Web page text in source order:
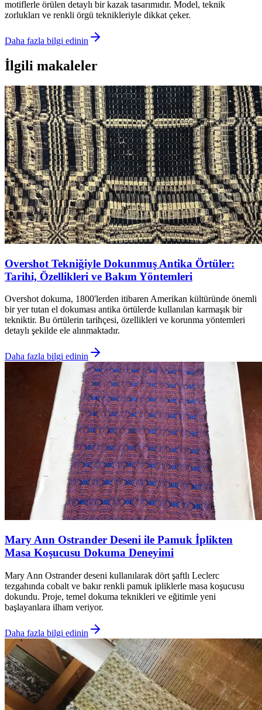
motiflerle örülen detaylı bir kazak tasarımıdır. Model, teknik
zorlukları ve renkli örgü teknikleriyle dikkat çeker.
Daha fazla bilgi edinin
İlgili makaleler
Overshot Tekniğiyle Dokunmuş Antika Örtüler:
Tarihi, Özellikleri ve Bakım Yöntemleri
Overshot dokuma, 1800'lerden itibaren Amerikan kültüründe önemli
bir yer tutan el dokuması antika örtülerde kullanılan karmaşık bir
tekniktir. Bu örtülerin tarihçesi, özellikleri ve korunma yöntemleri
detaylı şekilde ele alınmaktadır.
Daha fazla bilgi edinin
Mary Ann Ostrander Deseni ile Pamuk İplikten
Masa Koşucusu Dokuma Deneyimi
Mary Ann Ostrander deseni kullanılarak dört şaftlı Leclerc
tezgahında cobalt ve bakır renkli pamuk ipliklerle masa koşucusu
dokundu. Proje, temel dokuma teknikleri ve eğitimle yeni
başlayanlara ilham veriyor.
Daha fazla bilgi edinin